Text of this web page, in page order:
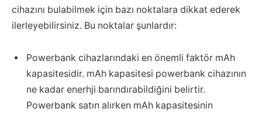
cihazını bulabilmek için bazı noktalara dikkat ederek
ilerleyebilirsiniz. Bu noktalar şunlardır:
Powerbank cihazlarındaki en önemli faktör mAh
kapasitesidir. mAh kapasitesi powerbank cihazının
ne kadar enerhji barındırabildiğini belirtir.
Powerbank satın alırken mAh kapasitesinin